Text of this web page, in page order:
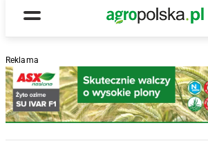
Menu
Main Logo
Reklama